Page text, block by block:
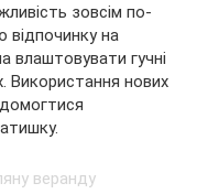
зовсім по-
відпочинку на
влаштовувати гучні
Використання нових